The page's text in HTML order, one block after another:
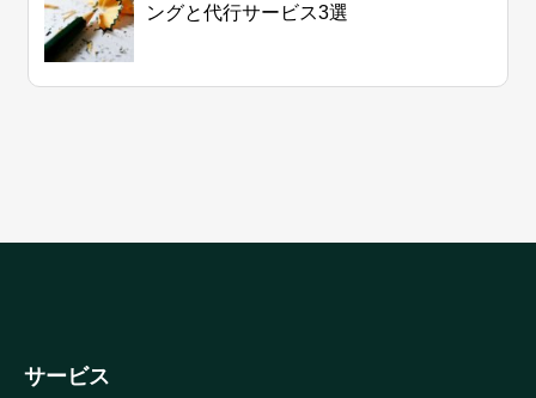
ングと代行サービス3選
サービス